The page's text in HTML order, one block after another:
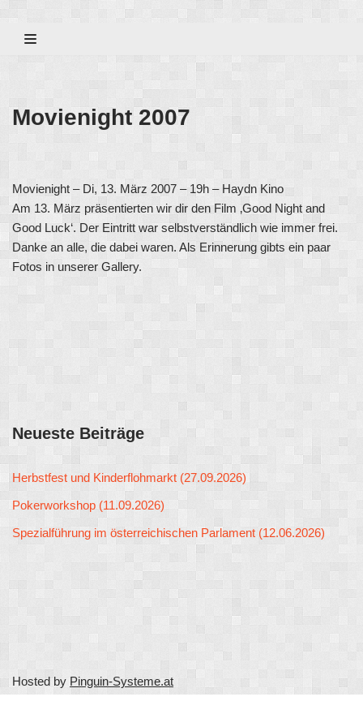
Zum
Movienight 2007
Movienight – Di, 13. März 2007 – 19h – Haydn Kino
Am 13. März präsentierten wir dir den Film ‚Good Night and
Good Luck‘. Der Eintritt war selbstverständlich wie immer frei.
Danke an alle, die dabei waren. Als Erinnerung gibts ein paar
Fotos in unserer Gallery.
Neueste Beiträge
Herbstfest und Kinderflohmarkt (27.09.2026)
Pokerworkshop (11.09.2026)
Spezialführung im österreichischen Parlament (12.06.2026)
Hosted by Pinguin-Systeme.at